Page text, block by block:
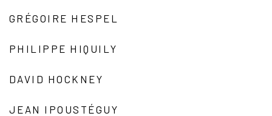
GRÉGOIRE HESPEL
PHILIPPE HIQUILY
DAVID HOCKNEY
JEAN IPOUSTÉGUY